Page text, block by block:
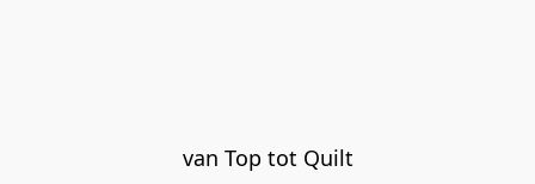
van Top tot Quilt